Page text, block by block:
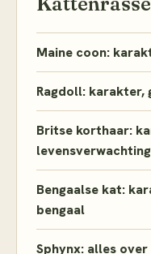
Maine coon:
Ragdoll: karakter,
Britse korthaar:
levensverwachting
Bengaalse kat:
bengaal
Sphynx: alles